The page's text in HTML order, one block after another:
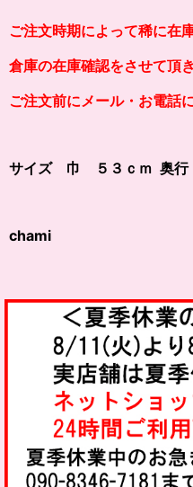
ご注文時期によって稀に在
倉庫の在庫確認をさせて頂
ご注文前にメール・お電話
サイズ 巾 ５３ｃｍ 奥
chami